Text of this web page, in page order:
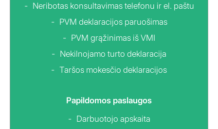
Neribotas konsultavimas telefonu ir el. paštu
PVM deklaracijos paruošimas
PVM grąžinimas iš VMI
Nekilnojamo turto deklaracija
Taršos mokesčio deklaracijos
Papildomos paslaugos
Darbuotojo apskaita